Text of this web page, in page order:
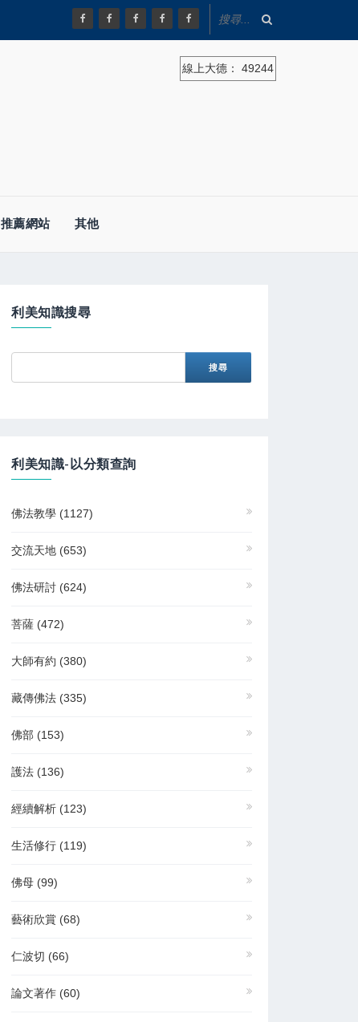
線上大德： 49244
推薦網站 其他
利美知識搜尋
利美知識-以分類查詢
佛法教學 (1127)
交流天地 (653)
佛法研討 (624)
菩薩 (472)
大師有約 (380)
藏傳佛法 (335)
佛部 (153)
護法 (136)
經續解析 (123)
生活修行 (119)
佛母 (99)
藝術欣賞 (68)
仁波切 (66)
論文著作 (60)